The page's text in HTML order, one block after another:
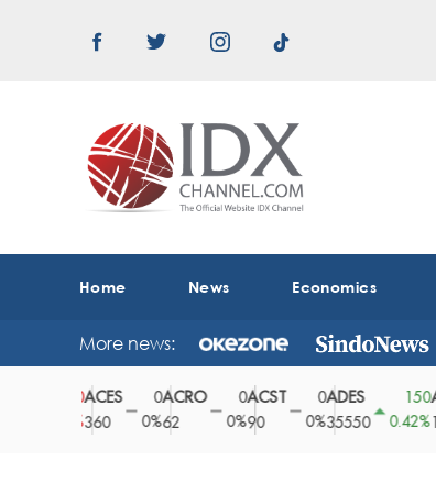
Home News Economics
More news:
ACES
0
0%
ACRO
62
0
ACST
90
0
ADES
35550
0.42%
ADHI
164